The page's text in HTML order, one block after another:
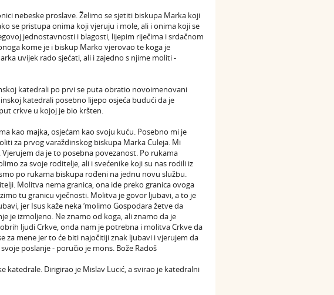
nebeske proslave. Želimo se sjetiti biskupa Marka koji
se pristupa onima koji vjeruju i mole, ali i onima koji se
jednostavnosti i blagosti, lijepim riječima i srdačnom
kome je i biskup Marko vjerovao te koga je
uvijek rado sjećati, ali i zajedno s njime moliti -
katedrali po prvi se puta obratio novoimenovani
katedrali posebno lijepo osjeća budući da je
crkve u kojoj je bio kršten.
kao majka, osjećam kao svoju kuću. Posebno mi je
za prvog varaždinskog biskupa Marka Culeja. Mi
da je to posebna povezanost. Po rukama
za svoje roditelje, ali i svećenike koji su nas rodili iz
po rukama biskupa rođeni na jednu novu službu.
Molitva nema granica, ona ide preko granica ovoga
tu granicu vječnosti. Molitva je govor ljubavi, a to je
jer Isus kaže neka ‘molimo Gospodara žetve da
je izmoljeno. Ne znamo od koga, ali znamo da je
ljudi Crkve, onda nam je potrebna i molitva Crkve da
za mene jer to će biti najočitiji znak ljubavi i vjerujem da
poslanje - poručio je mons. Bože Radoš
katedrale. Dirigirao je Mislav Lucić, a svirao je katedralni